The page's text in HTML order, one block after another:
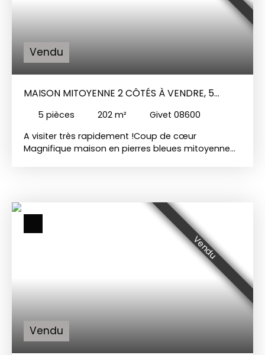
Vendu
MAISON MITOYENNE 2 CÔTÉS À VENDRE, 5
5 pièces 202 m²
Givet 08600
A visiter très rapidement !Coup de cœur
Magnifique maison en pierres bleues mitoyenne
buanderie et WC indépendant A l'étage : un palier
desservant une grande salle de bains avec
baignoire, douche italienne et WC et deux
immenses chambres. Deux grands greniers
Chauffage gaz Insert bois Double vitrage PVC et
Vendu
Vendu